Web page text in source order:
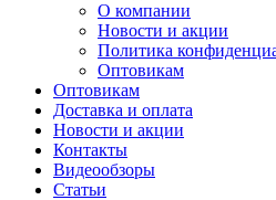
О компании
Новости и акции
Политика
Оптовикам
Оптовикам
Доставка и оплата
Новости и акции
Контакты
Видеообзоры
Статьи